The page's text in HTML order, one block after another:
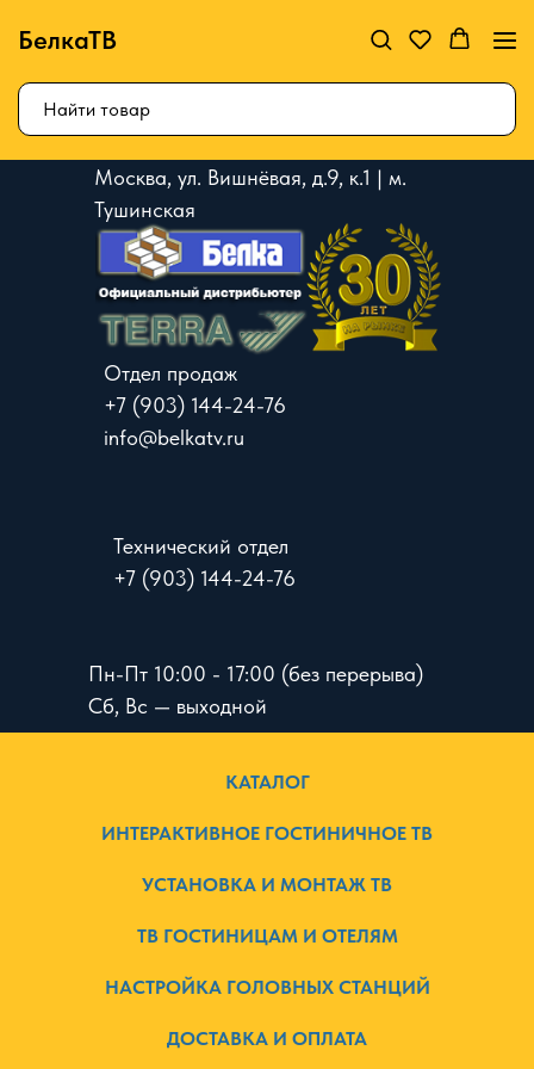
БелкаТВ
Москва, ул. Вишнёвая, д.9, к.1 | м.
Тушинская
Отдел продаж
+7 (903) 144-24-76
info@belkatv.ru
Пн-Пт 10:00 - 17:00 (без перерыва)
Сб, Вс — выходной
Технический отдел
+7 (903) 144-24-76
КАТАЛОГ
ИНТЕРАКТИВНОЕ ГОСТИНИЧНОЕ ТВ
УСТАНОВКА И МОНТАЖ ТВ
ТВ ГОСТИНИЦАМ И ОТЕЛЯМ
НАСТРОЙКА ГОЛОВНЫХ СТАНЦИЙ
ДОСТАВКА И ОПЛАТА